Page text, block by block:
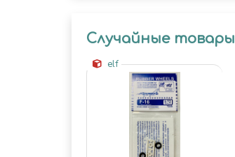
Случайные товары
elf